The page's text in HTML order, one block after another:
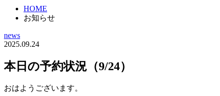
HOME
お知らせ
news
2025.09.24
本日の予約状況（9/24）
おはようございます。